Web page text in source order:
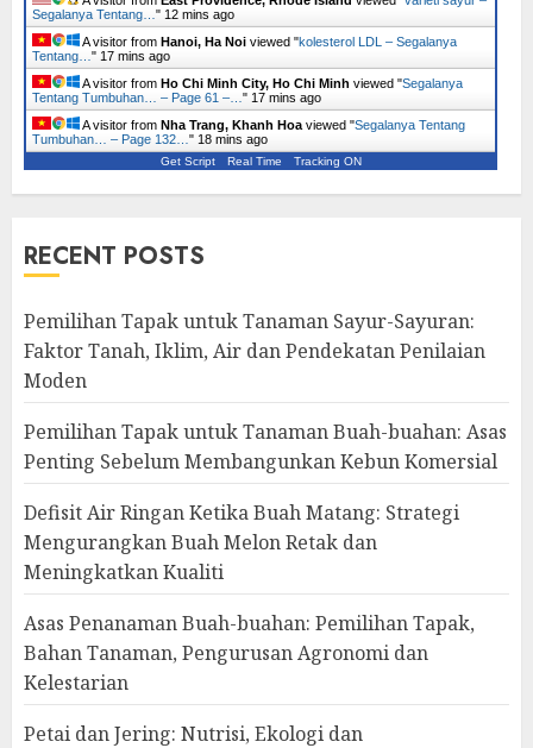
Segalanya Tentang… " 12 mins ago
A visitor from Hanoi, Ha Noi viewed "kolesterol LDL – Segalanya
Tentang… " 17 mins ago
A visitor from Ho Chi Minh City, Ho Chi Minh viewed "Segalanya
Tentang Tumbuhan… – Page 61 –… " 18 mins ago
A visitor from Nha Trang, Khanh Hoa viewed "Segalanya Tentang
Tumbuhan… – Page 132… " 18 mins ago
Get Script Real Time Tracking ON
RECENT POSTS
Pemilihan Tapak untuk Tanaman Sayur-Sayuran:
Faktor Tanah, Iklim, Air dan Pendekatan Penilaian
Moden
Pemilihan Tapak untuk Tanaman Buah-buahan: Asas
Penting Sebelum Membangunkan Kebun Komersial
Defisit Air Ringan Ketika Buah Matang: Strategi
Mengurangkan Buah Melon Retak dan
Meningkatkan Kualiti
Asas Penanaman Buah-buahan: Pemilihan Tapak,
Bahan Tanaman, Pengurusan Agronomi dan
Kelestarian
Petai dan Jering: Nutrisi, Ekologi dan